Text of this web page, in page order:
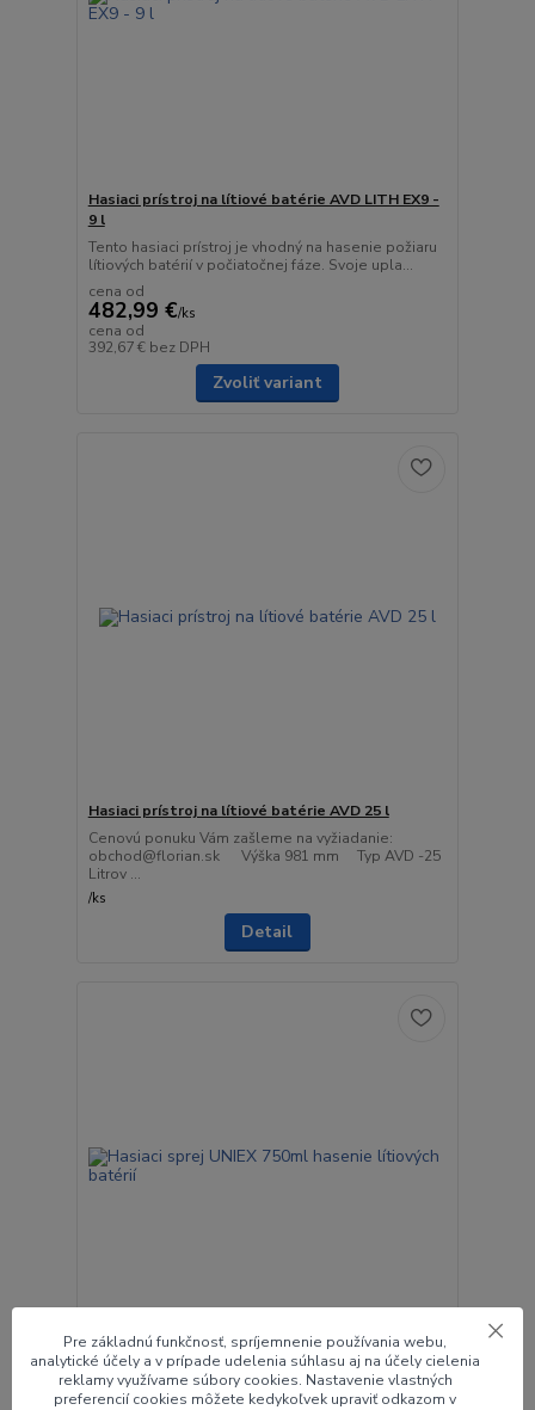
Hasiaci prístroj na lítiové batérie AVD LITH EX9 -
9 l
Tento hasiaci prístroj je vhodný na hasenie požiaru
lítiových batérií v počiatočnej fáze. Svoje upla...
cena od
482,99 €/ks
cena od
392,67 € bez DPH
Zvoliť variant
Hasiaci prístroj na lítiové batérie AVD 25 l
Cenovú ponuku Vám zašleme na vyžiadanie:
obchod@florian.sk Výška 981 mm Typ AVD -25
Litrov ...
/ks
Detail
Hasiaci sprej UNIEX 750ml hasenie lítiových
batérií
Pre základnú funkčnosť, spríjemnenie používania webu,
analytické účely a v prípade udelenia súhlasu aj na účely cielenia
reklamy využívame súbory cookies. Nastavenie vlastných
preferencií cookies môžete kedykoľvek upraviť odkazom v